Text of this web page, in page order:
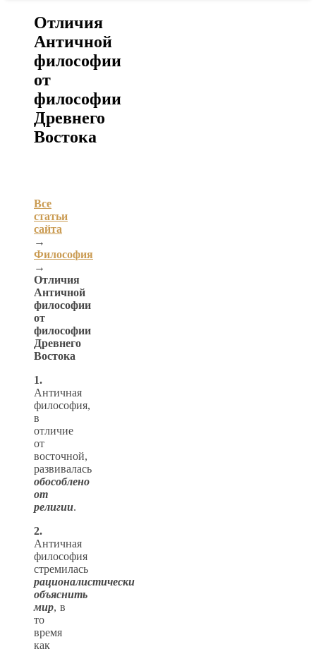
Отличия
Античной
философии
от
философии
Древнего
Востока
Все
статьи
сайта
→
Философия
→
Отличия
Античной
философии
от
философии
Древнего
Востока
1.
Античная
философия,
в
отличие
от
восточной,
развивалась
обособлено
от
религии.
2.
Античная
философия
стремилась
рационалистически
объяснить
мир, в
то
время
как